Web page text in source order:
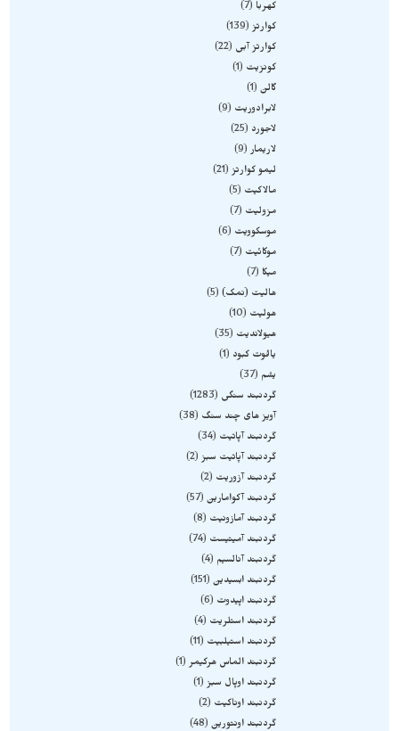
کهربا
7
کوارتز 139
کوارتز آبی
22
کونزیت
1
گالن 1
لابرادوریت
9
لاجورد
25
لاریمار 9
لیمو کوارتز 21
مالاکیت
5
مزولیت
7
موسکوویت
6
موکائیت
7
میکا
7
هالیت (نمک) 5
هولیت
10
هیولاندیت
35
یاقوت کبود
1
یشم
37
گردنبند سنگی
1283
آویز های چند سنگ
38
گردنبند آپاتیت
34
گردنبند آپاتیت سبز 2
گردنبند آزوریت
2
گردنبند آکوامارین 57
گردنبند آمازونیت
8
گردنبند آمیتیست
74
گردنبند آنالسیم
4
گردنبند ابسیدین 151
گردنبند اپیدوت
6
گردنبند استلریت
4
گردنبند استیلبیت
11
گردنبند الماس هرکیمر 1
گردنبند اوپال سبز 1
گردنبند اوناکیت
2
گردنبند اونتورین 48